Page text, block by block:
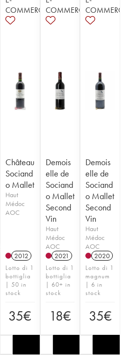
COMMERCE
Château
Sociand
o Mallet
Haut
Médoc
AOC
2012
Lotto di 1
bottiglia
| 50 in
stock
35€
COMMERCE
Demois
elle de
Sociand
o Mallet
Second
Vin
Haut
Médoc
AOC
2021
Lotto di 1
bottiglia
| 60+ in
stock
18€
COMMERCE
Demois
elle de
Sociand
o Mallet
Second
Vin
Haut
Médoc
AOC
2020
Lotto di 1
magnum
| 6 in
stock
35€